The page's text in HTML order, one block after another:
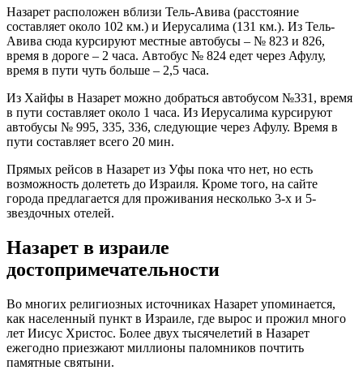
Назарет расположен вблизи Тель-Авива (расстояние
составляет около 102 км.) и Иерусалима (131 км.). Из Тель-
Авива сюда курсируют местные автобусы – № 823 и 826,
время в дороге – 2 часа. Автобус № 824 едет через Афулу,
время в пути чуть больше – 2,5 часа.
Из Хайфы в Назарет можно добраться автобусом №331, время
в пути составляет около 1 часа. Из Иерусалима курсируют
автобусы № 995, 335, 336, следующие через Афулу. Время в
пути составляет всего 20 мин.
Прямых рейсов в Назарет из Уфы пока что нет, но есть
возможность долететь до Израиля. Кроме того, на сайте
города предлагается для проживания несколько 3-х и 5-
звездочных отелей.
Назарет в израиле
достопримечательности
Во многих религиозных источниках Назарет упоминается,
как населенный пункт в Израиле, где вырос и прожил много
лет Иисус Христос. Более двух тысячелетий в Назарет
ежегодно приезжают миллионы паломников почтить
памятные святыни.